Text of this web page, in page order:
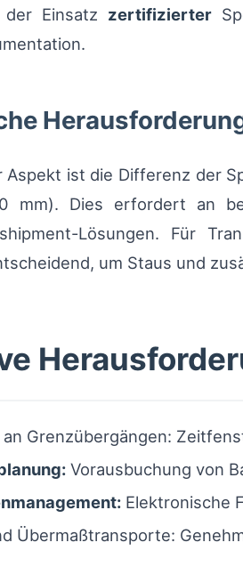
Einsatz zertifizierter
Aspekt ist die Differenz der
mm). Dies erfordert an
Lösungen. Für
um Staus und
an Grenzübergängen:
Vorausbuchung von
Elektronische
Übermaßtransporte: